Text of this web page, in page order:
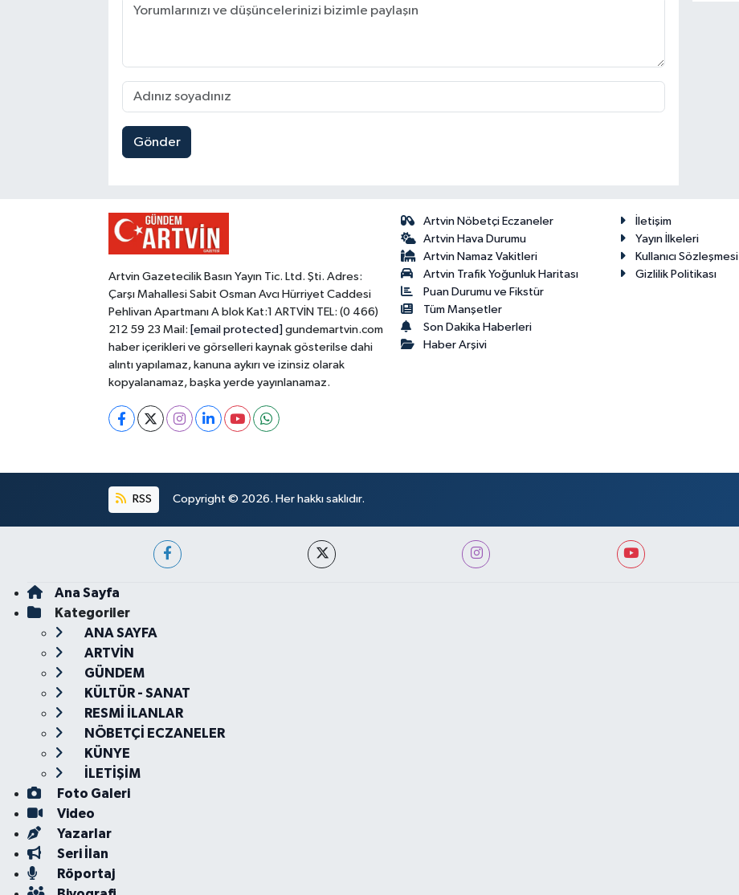
Gönder
Artvin Gazetecilik Basın Yayın Tic. Ltd. Şti. Adres:
Çarşı Mahallesi Sabit Osman Avcı Hürriyet Caddesi
Pehlivan Apartmanı A blok Kat:1 ARTVİN TEL: (0 466)
212 59 23 Mail: [email protected] gundemartvin.com
haber içerikleri ve görselleri kaynak gösterilse dahi
alıntı yapılamaz, kanuna aykırı ve izinsiz olarak
kopyalanamaz, başka yerde yayınlanamaz.
Artvin Nöbetçi Eczaneler
Artvin Hava Durumu
Artvin Namaz Vakitleri
Artvin Trafik Yoğunluk Haritası
Puan Durumu ve Fikstür
Tüm Manşetler
Son Dakika Haberleri
Haber Arşivi
İletişim
Yayın İlkeleri
Kullanıcı Sözleşmesi
Gizlilik Politikası
RSS Copyright © 2026. Her hakkı saklıdır.
Ana Sayfa
Kategoriler
ANA SAYFA
ARTVİN
GÜNDEM
KÜLTÜR - SANAT
RESMİ İLANLAR
NÖBETÇİ ECZANELER
KÜNYE
İLETİŞİM
Foto Galeri
Video
Yazarlar
Seri İlan
Röportaj